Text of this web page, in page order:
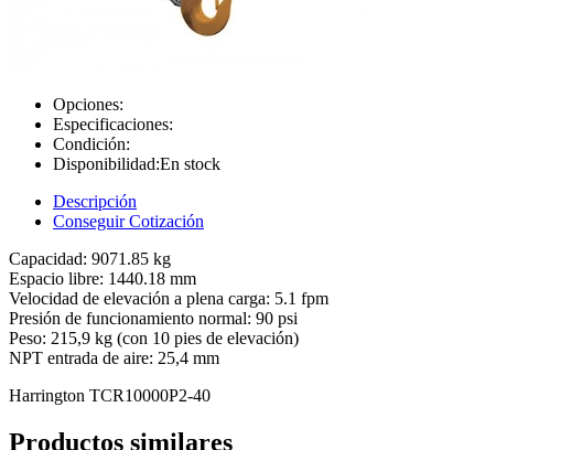
Opciones:
Especificaciones:
Condición:
Disponibilidad:En stock
Descripción
Conseguir Cotización
Capacidad: 9071.85 kg
Espacio libre: 1440.18 mm
Velocidad de elevación a plena carga: 5.1 fpm
Presión de funcionamiento normal: 90 psi
Peso: 215,9 kg (con 10 pies de elevación)
NPT entrada de aire: 25,4 mm
Harrington TCR10000P2-40
Productos similares